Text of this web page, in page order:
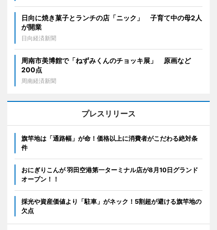
日向に焼き菓子とランチの店「ニック」 子育て中の母2人
が開業
日向経済新聞
周南市美博館で「ねずみくんのチョッキ展」 原画など
200点
周南経済新聞
プレスリリース
旗竿地は「通路幅」が命！価格以上に消費者がこだわる絶対条
件
おにぎりこんが 羽田空港第一ターミナル店が8月10日グランド
オープン！！
採光や資産価値より「駐車」がネック！5割超が避ける旗竿地の
欠点